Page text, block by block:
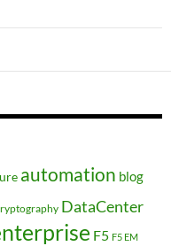
automation blog
DataCenter
F5 F5 EM